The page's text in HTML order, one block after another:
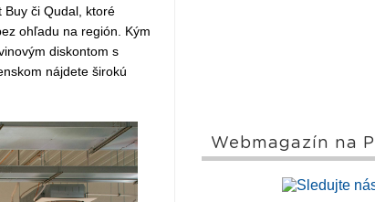
Buy či Qudal, ktoré
ohľadu na región. Kým
diskontom s
nájdete širokú
Webmagazín na